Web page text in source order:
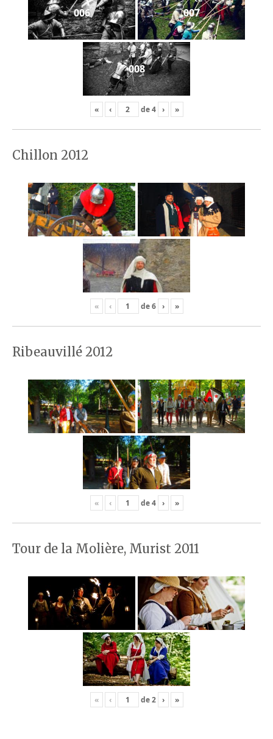
006 007
008
« ‹ de4 › »
Chillon 2012
« ‹ de6 › »
Ribeauvillé 2012
« ‹ de4 › »
Tour de la Molière, Murist 2011
« ‹ de2 › »